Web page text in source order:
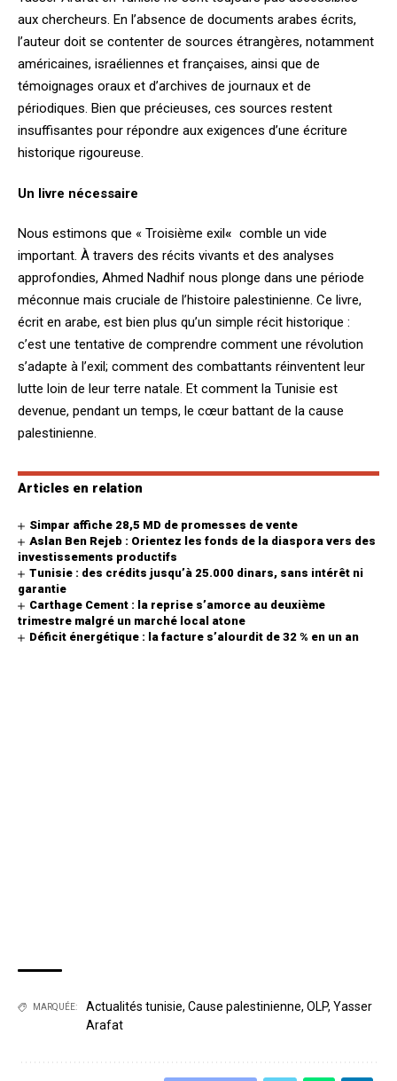
aux chercheurs. En l’absence de documents arabes écrits,
l’auteur doit se contenter de sources étrangères, notamment
américaines, israéliennes et françaises, ainsi que de
témoignages oraux et d’archives de journaux et de
périodiques. Bien que précieuses, ces sources restent
insuffisantes pour répondre aux exigences d’une écriture
historique rigoureuse.
Un livre nécessaire
Nous estimons que « Troisième exil« comble un vide
important. À travers des récits vivants et des analyses
approfondies, Ahmed Nadhif nous plonge dans une période
méconnue mais cruciale de l’histoire palestinienne. Ce livre,
écrit en arabe, est bien plus qu’un simple récit historique :
c’est une tentative de comprendre comment une révolution
s’adapte à l’exil; comment des combattants réinventent leur
lutte loin de leur terre natale. Et comment la Tunisie est
devenue, pendant un temps, le cœur battant de la cause
palestinienne.
Articles en relation
Simpar affiche 28,5 MD de promesses de vente
Aslan Ben Rejeb : Orientez les fonds de la diaspora vers des
investissements productifs
Tunisie : des crédits jusqu’à 25.000 dinars, sans intérêt ni
garantie
Carthage Cement : la reprise s’amorce au deuxième
trimestre malgré un marché local atone
Déficit énergétique : la facture s’alourdit de 32 % en un an
MARQUÉE: Actualités tunisie, Cause palestinienne, OLP, Yasser
Arafat